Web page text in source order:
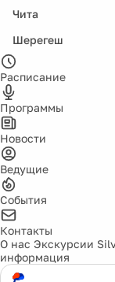
Чита
Шерегеш
Расписание
Программы
Новости
Ведущие
События
Контакты
О нас Экскурсии
информация